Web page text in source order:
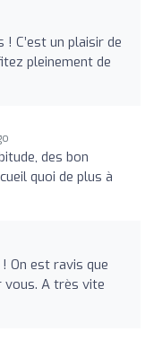
C’est un plaisir de
pleinement de
des bon
quoi de plus à
On est ravis que
A très vite